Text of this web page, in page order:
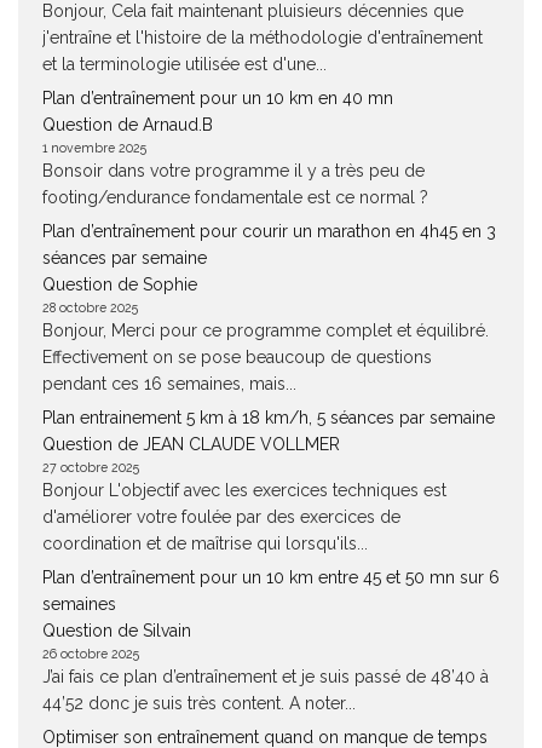
Bonjour, Cela fait maintenant pluisieurs décennies que
j'entraîne et l'histoire de la méthodologie d'entraînement
et la terminologie utilisée est d'une...
Plan d’entraînement pour un 10 km en 40 mn
Question de Arnaud.B
1 novembre 2025
Bonsoir dans votre programme il y a très peu de
footing/endurance fondamentale est ce normal ?
Plan d’entraînement pour courir un marathon en 4h45 en 3
séances par semaine
Question de Sophie
28 octobre 2025
Bonjour, Merci pour ce programme complet et équilibré.
Effectivement on se pose beaucoup de questions
pendant ces 16 semaines, mais...
Plan entrainement 5 km à 18 km/h, 5 séances par semaine
Question de JEAN CLAUDE VOLLMER
27 octobre 2025
Bonjour L'objectif avec les exercices techniques est
d'améliorer votre foulée par des exercices de
coordination et de maîtrise qui lorsqu'ils...
Plan d’entraînement pour un 10 km entre 45 et 50 mn sur 6
semaines
Question de Silvain
26 octobre 2025
J’ai fais ce plan d’entraînement et je suis passé de 48’40 à
44’52 donc je suis très content. A noter...
Optimiser son entraînement quand on manque de temps